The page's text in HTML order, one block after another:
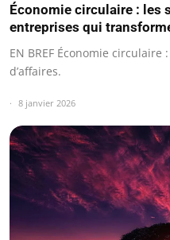
Économie circulaire : les
entreprises qui
EN BREF Économie
d’affaires.
8 janvier 2026